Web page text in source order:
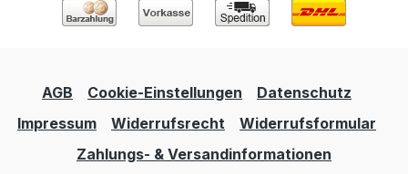
AGB Cookie-Einstellungen
Datenschutz
Impressum
Widerrufsrecht
Widerrufsformular
Zahlungs- & Versandinformationen